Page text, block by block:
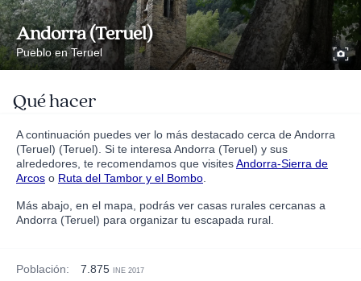
Andorra (Teruel)
Pueblo en Teruel
Qué hacer
A continuación puedes ver lo más destacado cerca de Andorra
(Teruel) (Teruel). Si te interesa Andorra (Teruel) y sus
alrededores, te recomendamos que visitesAndorra-Sierra de
Arcos o Ruta del Tambor y el Bombo
Más abajo, en el mapa, podrás ver casas rurales cercanas a
Andorra (Teruel) para organizar tu escapada rural.
Población: 7.875 INE 2017